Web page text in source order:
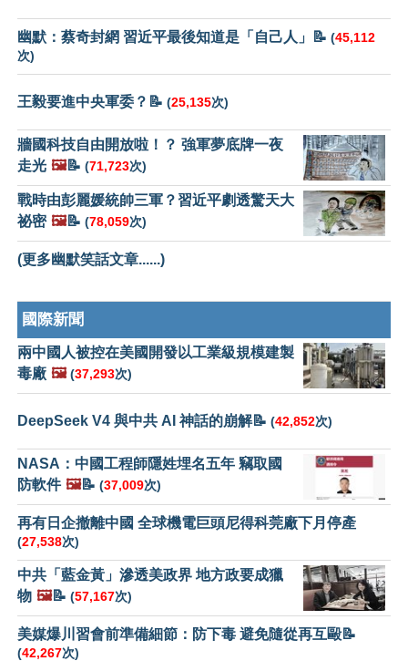
幽默：蔡奇封網 習近平最後知道是「自己人」📝 (45,112
次)
王毅要進中央軍委？📝 (25,135次)
牆國科技自由開放啦！？ 強軍夢底牌一夜
走光 🖼️📝 (71,723次)
戰時由彭麗媛統帥三軍？習近平劇透驚天大
祕密 🖼️📝 (78,059次)
(更多幽默笑話文章......)
國際新聞
兩中國人被控在美國開發以工業級規模建製
毒廠 🖼️ (37,293次)
DeepSeek V4 與中共 AI 神話的崩解📝 (42,852次)
NASA：中國工程師隱姓埋名五年 竊取國
防軟件 🖼️📝 (37,009次)
再有日企撤離中國 全球機電巨頭尼得科莞廠下月停產
(27,538次)
中共「藍金黃」滲透美政界 地方政要成獵
物 🖼️📝 (57,167次)
美媒爆川習會前準備細節：防下毒 避免隨從再互毆📝
(42,267次)